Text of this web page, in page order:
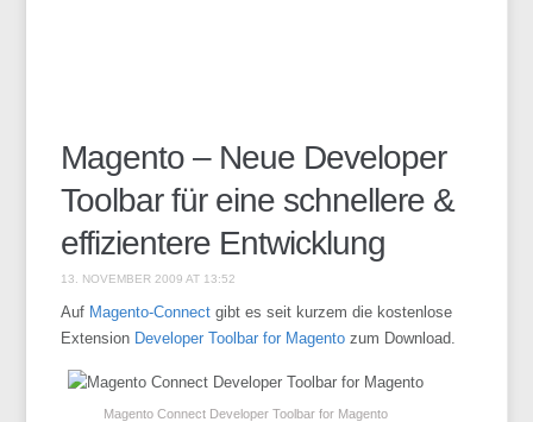
Magento – Neue Developer
Toolbar für eine schnellere &
effizientere Entwicklung
13. NOVEMBER 2009 AT 13:52
Auf Magento-Connect gibt es seit kurzem die kostenlose
Extension Developer Toolbar for Magento zum Download.
Magento Connect Developer Toolbar for Magento